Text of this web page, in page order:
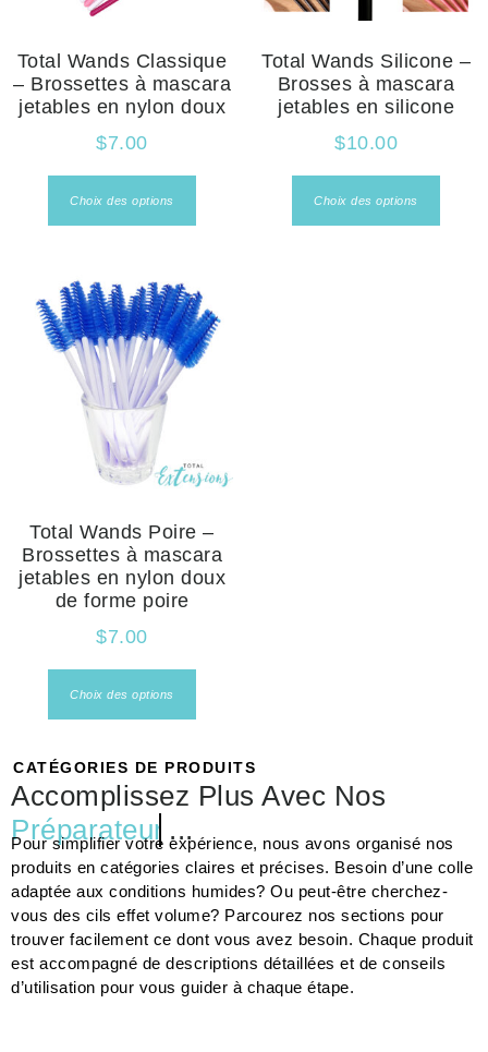
Total Wands Classique
– Brossettes à mascara
jetables en nylon doux
$7.00
Choix des options
Total Wands Silicone –
Brosses à mascara
jetables en silicone
$10.00
Choix des options
Total Wands Poire –
Brossettes à mascara
jetables en nylon doux
de forme poire
$7.00
Choix des options
CATÉGORIES DE PRODUITS
Accomplissez Plus Avec Nos
Pour simplifier votre expérience, nous avons organisé nos
produits en catégories claires et précises. Besoin d’une colle
adaptée aux conditions humides? Ou peut-être cherchez-
vous des cils effet volume? Parcourez nos sections pour
trouver facilement ce dont vous avez besoin. Chaque produit
est accompagné de descriptions détaillées et de conseils
d’utilisation pour vous guider à chaque étape.